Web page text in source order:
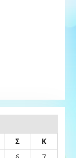
Σ
Κ